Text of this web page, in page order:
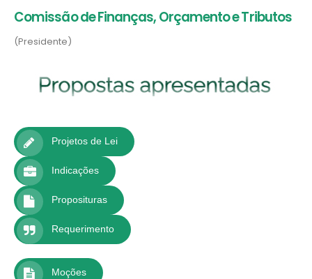
Comissão de Finanças, Orçamento e Tributos
(Presidente)
Projetos de Lei
Indicações
Proposituras
Requerimento
Moções